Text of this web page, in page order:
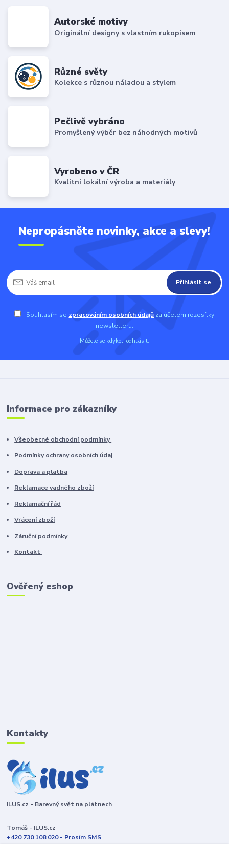
Autorské motivy
Originální designy s vlastním rukopisem
Různé světy
Kolekce s různou náladou a stylem
Pečlivě vybráno
Promyšlený výběr bez náhodných motivů
Vyrobeno v ČR
Kvalitní lokální výroba a materiály
Nepropásněte novinky, akce a slevy!
Přihlásit se
Souhlasím se zpracováním osobních údajů za účelem rozesílky
newsletteru.
Můžete se kdykoli odhlásit.
Informace pro zákazníky
Všeobecné obchodní podmínky
Podmínky ochrany osobních údaj
Doprava a platba
Reklamace vadného zboží
Reklamační řád
Vrácení zboží
Záruční podmínky
Kontakt
Ověřený eshop
Kontakty
ILUS.cz - Barevný svět na plátnech
Tomáš - ILUS.cz
+420 730 108 020 - Prosím SMS
Jsme většinu času ve výrobě